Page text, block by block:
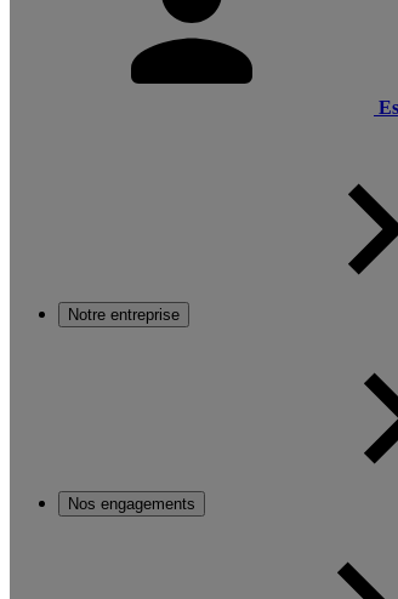
Notre entreprise
Nos engagements